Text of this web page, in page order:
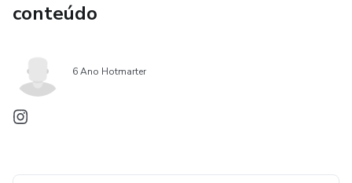
conteúdo
6 Ano Hotmarter